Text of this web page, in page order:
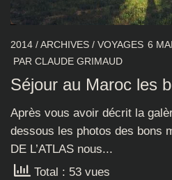
2014 /ARCHIVES / VOYAGES 6
PAR CLAUDE GRIMAUD
Séjour au Maroc les
Après vous avoir décrit la
dessous les photos des bons
DE L’ATLAS nous...
Total : 53 vues